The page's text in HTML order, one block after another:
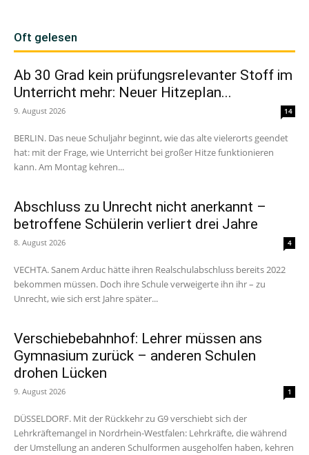
Oft gelesen
Ab 30 Grad kein prüfungsrelevanter Stoff im
Unterricht mehr: Neuer Hitzeplan...
9. August 2026 14
BERLIN. Das neue Schuljahr beginnt, wie das alte vielerorts geendet
hat: mit der Frage, wie Unterricht bei großer Hitze funktionieren
kann. Am Montag kehren...
Abschluss zu Unrecht nicht anerkannt –
betroffene Schülerin verliert drei Jahre
8. August 2026 4
VECHTA. Sanem Arduc hätte ihren Realschulabschluss bereits 2022
bekommen müssen. Doch ihre Schule verweigerte ihn ihr – zu
Unrecht, wie sich erst Jahre später...
Verschiebebahnhof: Lehrer müssen ans
Gymnasium zurück – anderen Schulen
drohen Lücken
9. August 2026 1
DÜSSELDORF. Mit der Rückkehr zu G9 verschiebt sich der
Lehrkräftemangel in Nordrhein-Westfalen: Lehrkräfte, die während
der Umstellung an anderen Schulformen ausgeholfen haben, kehren